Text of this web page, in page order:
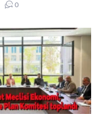
yapılabileceğini
(UBP) Güzelyurt
Mahmut Özçınar,
ile geçtiğimiz ay
Yolculuk” projesi
0